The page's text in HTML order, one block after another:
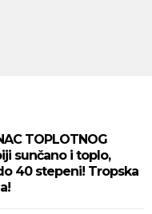
TOPLOTNOG
sunčano i toplo,
40 stepeni! Tropska